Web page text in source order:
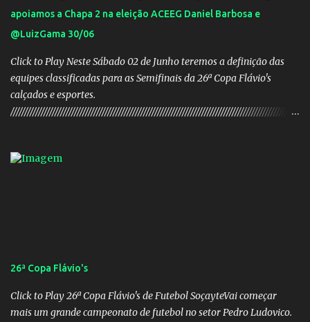
apoiamos a Chapa 2 na eleição ACEEG Daniel Barbosa e
@LuizGama 30/06
Click to Play Neste Sábado 02 de Junho teremos a definição das
equipes classificadas para as Semifinais da 26ª Copa Flávio's
calçados e esportes.
////////////////////////////////////////////////////////////////////////////////////////////////////////
dos Santos Veículo: Rádio 730 TESOUREIRO Nome: Cleison
Castro Lino Veículo: TV Anhanguera Membro 03: Nome: Adolfo
Campos Filho Veículo: Rádio Difusora SUPLENTES: Membro 01:
Nome: Victor Hugo de Araújo Veículo: Equipe do Mané Membro
02: Nome: Custódio Ricardo soares Teixeira Veículo: Rádio ...
26ª Copa Flávio's
Click to Play 26ª Copa Flávio's de Futebol SoçayteVai começar
mais um grande campeonato de futebol no setor Pedro Ludovico.